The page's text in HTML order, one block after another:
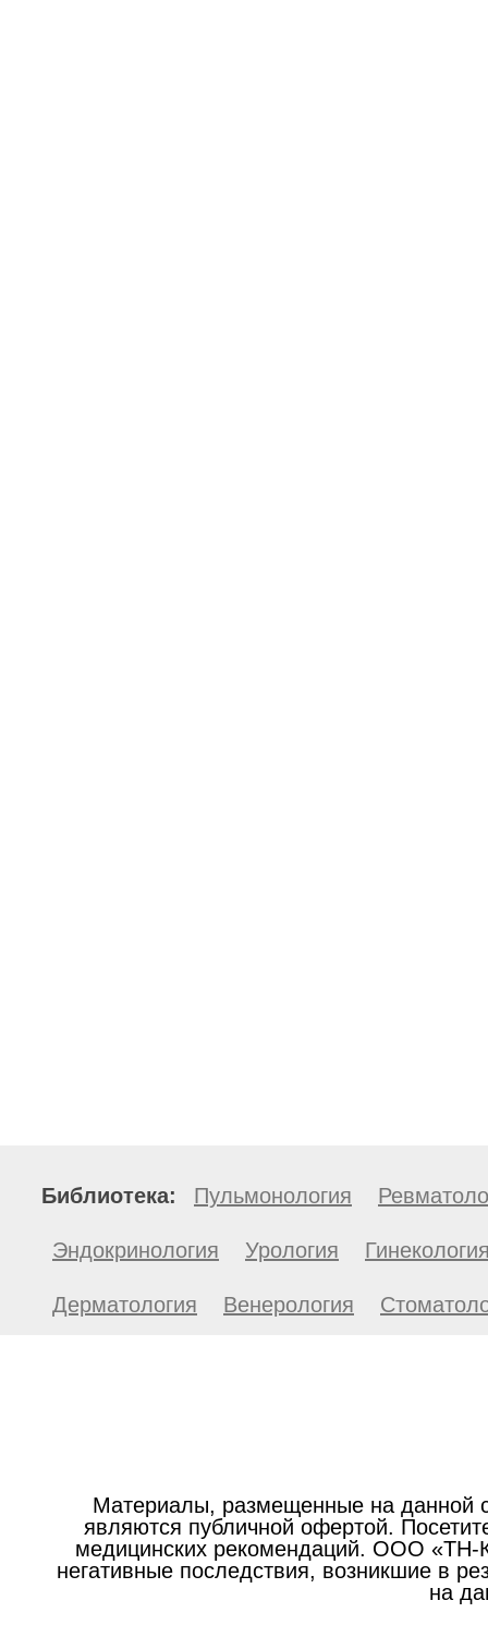
Библиотека: Пульмонология
Эндокринология Урология
Дерматология Венерология
Материалы, размещенные на данной
являются публичной офертой.
медицинских рекомендаций. ООО «ТН-
негативные последствия, возникшие в
на